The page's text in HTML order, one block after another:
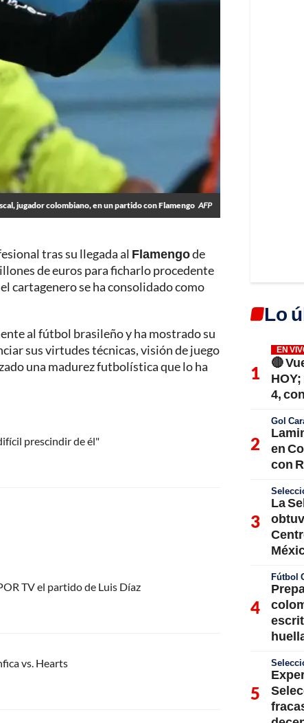
jugador colombiano, en un partido con Flamengo AFP
tras su llegada al Flamengode
de euros para ficharlo procedente
cartagenero se ha consolidado como
al fútbol brasileño y ha mostrado su
sus virtudes técnicas, visión de juego
una madurez futbolística que lo ha
prescindir de él"
TV el partido de Luis Díaz
vs. Hearts
Lo
EN
🔴
4,
Gol
en
con
La
Fútbol